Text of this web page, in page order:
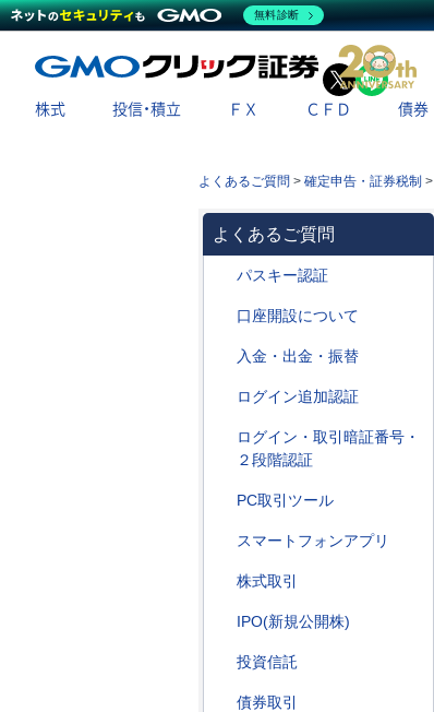
X
株式 投信・積立 ＦＸ ＣＦＤ 債券
よくあるご質問 > 確定申告・証券税制 >
よくあるご質問
パスキー認証
口座開設について
入金・出金・振替
ログイン追加認証
ログイン・取引暗証番号・
２段階認証
PC取引ツール
スマートフォンアプリ
株式取引
IPO(新規公開株)
投資信託
債券取引
無料診断